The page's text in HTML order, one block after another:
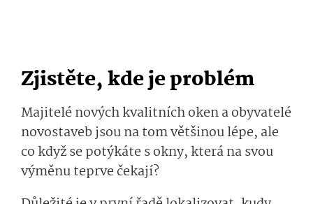
Zjistěte, kde je problém
Majitelé novýchkvalit­níchoken a obyvatelé
novostavebjsou na tom většinou lépe, ale
co kdyžse potýkátes okny, která na svou
výměnuteprveče­kají?